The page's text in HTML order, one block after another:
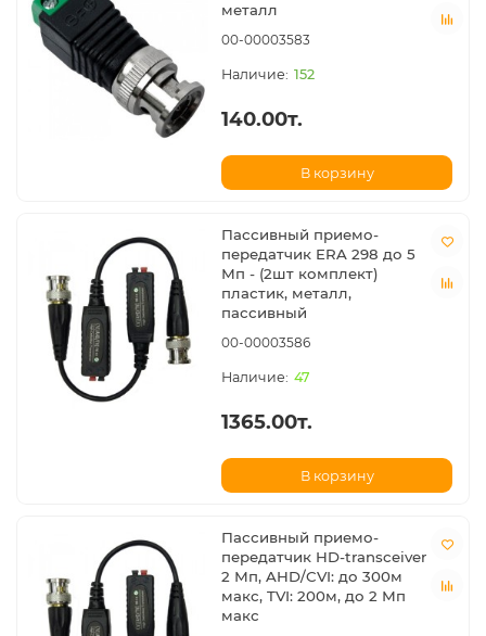
металл
00-00003583
152
140.00т.
В корзину
Пассивный приемо-
передатчик ERA 298 до 5
Мп - (2шт комплект)
пластик, металл,
пассивный
00-00003586
47
1365.00т.
В корзину
Пассивный приемо-
передатчик HD-transceiver
2 Мп, AHD/CVI: до 300м
макс, TVI: 200м, до 2 Мп
макс